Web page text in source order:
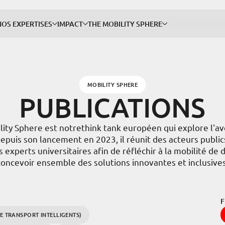
EXPERTISES IMPACT THE MOBILITY SPHERE
THE
MOBILITY SPHERE
PUBLICATIONS
Sphere est notrethink tank européen qui explore
son lancement en 2023, il réunit des acteurs
experts universitaires afin de réfléchir à la mobilité de
ensemble des solutions innovantes et
TRANSPORT INTELLIGENTS)